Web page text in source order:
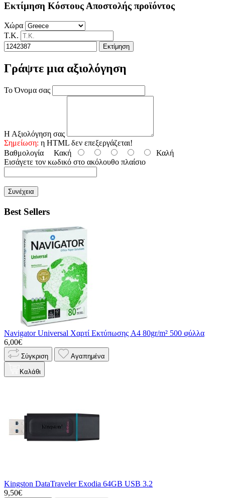
Εκτίμηση Κόστους Αποστολής προϊόντος
Χώρα
Τ.Κ.
Εκτίμηση
Γράψτε μια αξιολόγηση
Το Όνομα σας
Η Αξιολόγηση σας
Σημείωση: η HTML δεν επεξεργάζεται!
Βαθμολογία Κακή
Καλή
Εισάγετε τον κωδικό στο ακόλουθο πλαίσιο
Συνέχεια
Best Sellers
Navigator Universal Χαρτί Εκτύπωσης A4 80gr/m² 500 φύλλα
6,00€
Σύγκριση Αγαπημένα
Καλάθι
Kingston DataTraveler Exodia 64GB USB 3.2
9,50€